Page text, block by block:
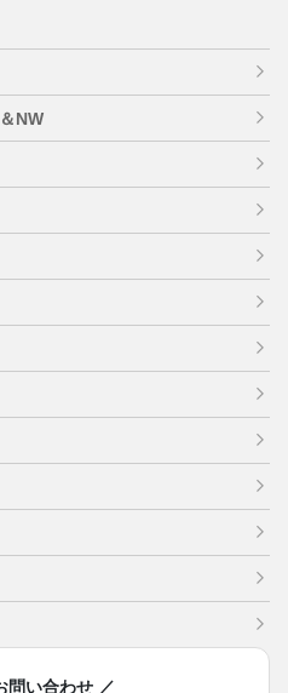
NW
問い合わせ ／